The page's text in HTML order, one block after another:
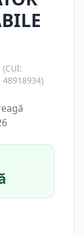
(CUI:
48918934)